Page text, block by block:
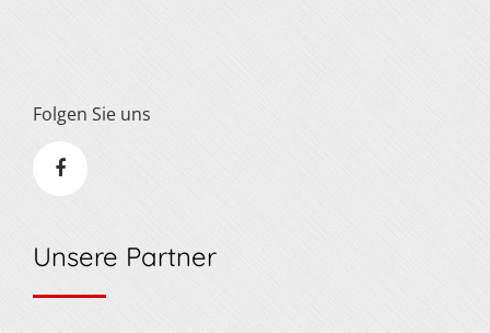
Folgen Sie uns
Unsere Partner